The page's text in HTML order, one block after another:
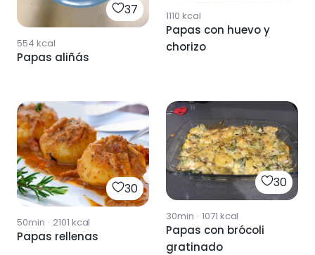
37
554 kcal
Papas aliñás
1110 kcal
Papas con huevo y
chorizo
30
50min · 2101 kcal
Papas rellenas
30
30min · 1071 kcal
Papas con brócoli
gratinado